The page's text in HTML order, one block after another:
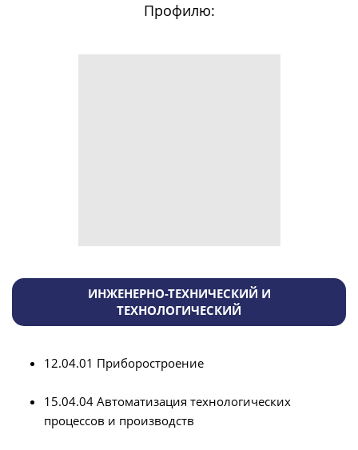
Профилю:
ИНЖЕНЕРНО-ТЕХНИЧЕСКИЙ И
ТЕХНОЛОГИЧЕСКИЙ
12.04.01 Приборостроение
15.04.04 Автоматизация технологических
процессов и производств